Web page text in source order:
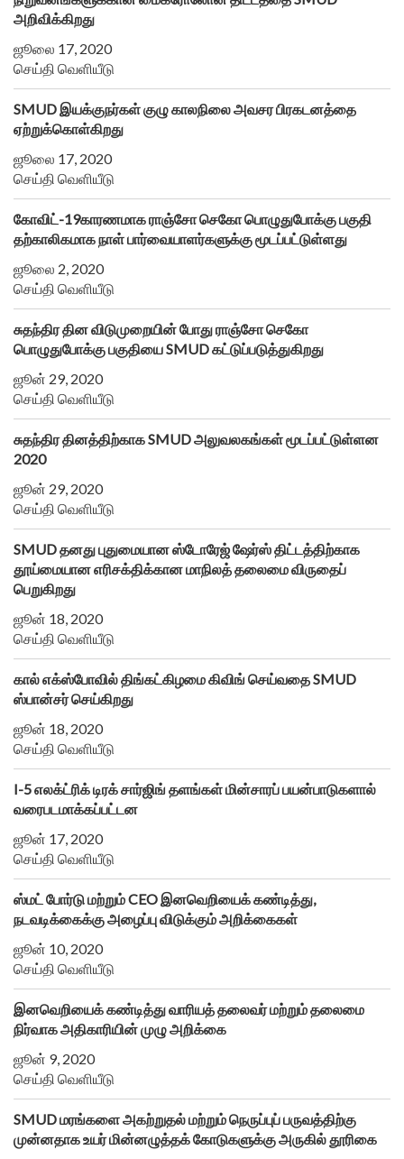
அறிவிக்கிறது
ஜூலை 17, 2020
செய்தி வெளியீடு
SMUD இயக்குநர்கள் குழு காலநிலை அவசர பிரகடனத்தை
ஏற்றுக்கொள்கிறது
ஜூலை 17, 2020
செய்தி வெளியீடு
கோவிட்-19காரணமாக ராஞ்சோ செகோ பொழுதுபோக்கு பகுதி
தற்காலிகமாக நாள் பார்வையாளர்களுக்கு மூடப்பட்டுள்ளது
ஜூலை 2, 2020
செய்தி வெளியீடு
சுதந்திர தின விடுமுறையின் போது ராஞ்சோ செகோ
பொழுதுபோக்கு பகுதியை SMUD கட்டுப்படுத்துகிறது
ஜூன் 29, 2020
செய்தி வெளியீடு
சுதந்திர தினத்திற்காக SMUD அலுவலகங்கள் மூடப்பட்டுள்ளன
2020
ஜூன் 29, 2020
செய்தி வெளியீடு
SMUD தனது புதுமையான ஸ்டோரேஜ் ஷேர்ஸ் திட்டத்திற்காக
தூய்மையான எரிசக்திக்கான மாநிலத் தலைமை விருதைப்
பெறுகிறது
ஜூன் 18, 2020
செய்தி வெளியீடு
கால் எக்ஸ்போவில் திங்கட்கிழமை கிவிங் செய்வதை SMUD
ஸ்பான்சர் செய்கிறது
ஜூன் 18, 2020
செய்தி வெளியீடு
I-5 எலக்ட்ரிக் டிரக் சார்ஜிங் தளங்கள் மின்சாரப் பயன்பாடுகளால்
வரைபடமாக்கப்பட்டன
ஜூன் 17, 2020
செய்தி வெளியீடு
ஸ்மட் போர்டு மற்றும் CEO இனவெறியைக் கண்டித்து,
நடவடிக்கைக்கு அழைப்பு விடுக்கும் அறிக்கைகள்
ஜூன் 10, 2020
செய்தி வெளியீடு
இனவெறியைக் கண்டித்து வாரியத் தலைவர் மற்றும் தலைமை
நிர்வாக அதிகாரியின் முழு அறிக்கை
ஜூன் 9, 2020
செய்தி வெளியீடு
SMUD மரங்களை அகற்றுதல் மற்றும் நெருப்புப் பருவத்திற்கு
முன்னதாக உயர் மின்னழுத்தக் கோடுகளுக்கு அருகில் தூரிகை